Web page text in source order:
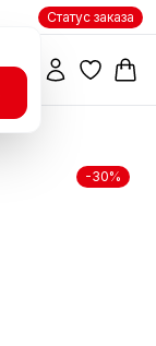
Статус заказа
-30%